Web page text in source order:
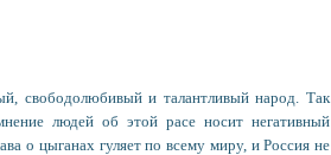
свободолюбивый и талантливый народ. Так
людей об этой расе носит негативный
о цыганах гуляет по всему миру, и Россия не